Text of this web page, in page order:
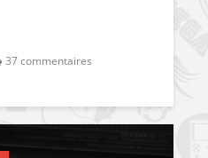
37 commentaires